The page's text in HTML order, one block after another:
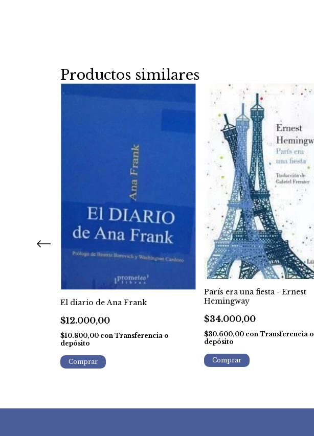
Productos similares
El diario de Ana Frank
$12.000,00
$10.800,00 con Transferencia o
depósito
París era una fiesta - Ernest
Hemingway
$34.000,00
$30.600,00 con Transferencia o
depósito